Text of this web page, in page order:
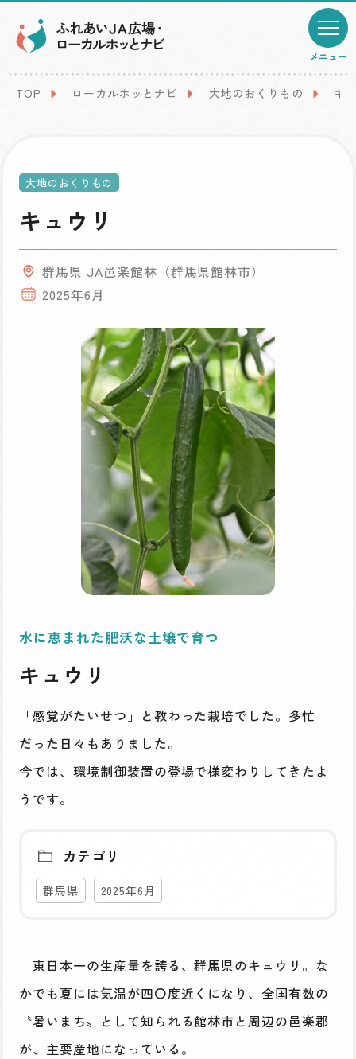
メニュー
TOP ローカルホッとナビ 大地のおくりもの キ
大地のおくりもの
キュウリ
群馬県 JA邑楽館林（群馬県館林市）
2025年6月
水に恵まれた肥沃な土壌で育つ
キュウリ
「感覚がたいせつ」と教わった栽培でした。多忙
だった日々もありました。
今では、環境制御装置の登場で様変わりしてきたよ
うです。
カテゴリ
群馬県 2025年6月
東日本一の生産量を誇る、群馬県のキュウリ。な
かでも夏には気温が四〇度近くになり、全国有数の
〝暑いまち〟として知られる館林市と周辺の邑楽郡
が、主要産地になっている。